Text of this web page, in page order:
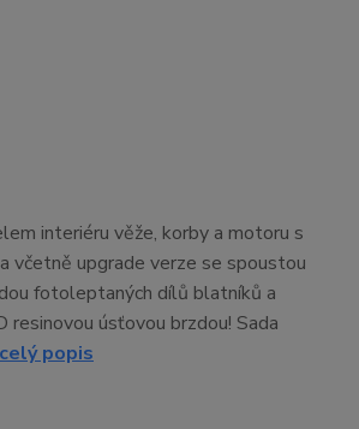
interiéru věže, korby a motoru s
včetně upgrade verze se spoustou
fotoleptaných dílů blatníků a
úsťovou brzdou! Sada
celý popis